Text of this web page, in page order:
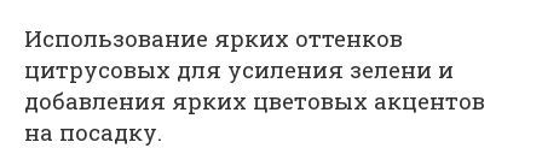
Использование ярких оттенков
цитрусовых для усиления зелени и
добавления ярких цветовых акцентов
на посадку.